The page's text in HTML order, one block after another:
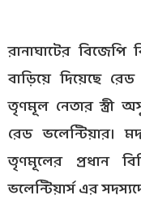
রানাঘাটের বিজেপি
বাড়িয়ে দিয়েছে
তৃণমূল নেতার স্ত্রী
রেড ভলেন্টিয়ার।
তৃণমূলের প্রধান
ভলেন্টিয়ার্স এর